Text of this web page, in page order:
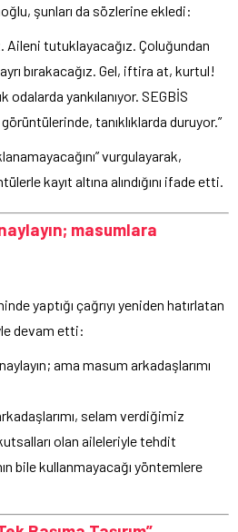
şunları da sözlerine ekledi:
Aileni tutuklayacağız. Çoluğundan
bırakacağız. Gel, iftira at, kurtul!
odalarda yankılanıyor. SEGBİS
tanıklıklarda duruyor.”
vurgulayarak,
kayıt altına alındığını ifade etti.
masumlara
yaptığı çağrıyı yeniden hatırlatan
devam etti:
ama masum arkadaşlarımı
selam verdiğimiz
olan aileleriyle tehdit
bile kullanmayacağı yöntemlere